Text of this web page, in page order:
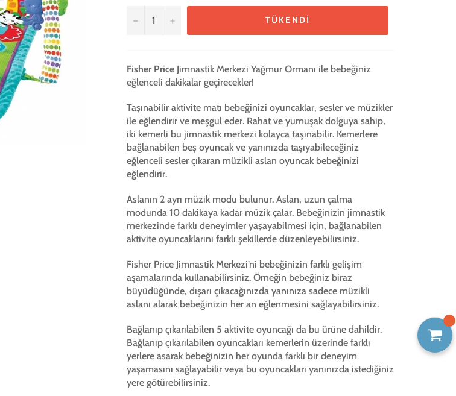
− + TÜKENDI
Fisher Price Jimnastik Merkezi Yağmur Ormanı ile bebeğiniz
eğlenceli dakikalar geçirecekler!
Taşınabilir aktivite matı bebeğinizi oyuncaklar, sesler ve müzikler
ile eğlendirir ve meşgul eder. Rahat ve yumuşak dolguya sahip,
iki kemerli bu jimnastik merkezi kolayca taşınabilir. Kemerlere
bağlanabilen beş oyuncak ve yanınızda taşıyabileceğiniz
eğlenceli sesler çıkaran müzikli aslan oyuncak bebeğinizi
eğlendirir.
Aslanın 2 ayrı müzik modu bulunur. Aslan, uzun çalma
modunda 10 dakikaya kadar müzik çalar. Bebeğinizin jimnastik
merkezinde farklı deneyimler yaşayabilmesi için, bağlanabilen
aktivite oyuncaklarını farklı şekillerde düzenleyebilirsiniz.
Fisher Price Jimnastik Merkezi’ni bebeğinizin farklı gelişim
aşamalarında kullanabilirsiniz. Örneğin bebeğiniz biraz
büyüdüğünde, dışarı çıkacağınızda yanınıza sadece müzikli
aslanı alarak bebeğinizin her an eğlenmesini sağlayabilirsiniz.
Bağlanıp çıkarılabilen 5 aktivite oyuncağı da bu ürüne dahildir.
Bağlanıp çıkarılabilen oyuncakları kemerlerin üzerinde farklı
yerlere asarak bebeğinizin her oyunda farklı bir deneyim
yaşamasını sağlayabilir veya bu oyuncakları yanınızda istediğiniz
yere götürebilirsiniz.